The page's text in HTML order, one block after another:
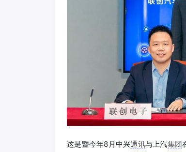
这是暨今年8月中兴通讯与上汽集团